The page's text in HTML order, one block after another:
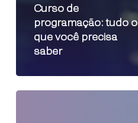
Curso de
programação: tudo o
que você precisa
saber